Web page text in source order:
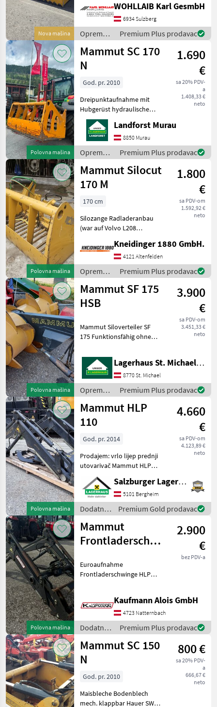
Nova mašina
Stk. Zylinder durchmesser
110mm - Füllvolumen 1,
21m³ - 830 kg - Blocktiefe 0,
78m - B
WOHLLAIB Karl GesmbH
6934 Sulzberg
Oprema
za
hranidbu
životinja /
Mammut
Premium Plus prodavac
Polovna mašina
Mammut SC 170
N
1.690
€
sa 20% PDV-
a
1.408,33 €
neto
God. pr. 2010
Dreipunktaufnahme mit
Hubgerüst hydraulische
Steuerung Aufnahmebreite
170 cm inkl. mechanischer
Oberlenker Um Ihnen
unnötige Wartezeiten oder
Wegstrecken zu e
Landforst Murau
8850 Murau
Oprema
za
hranidbu
životinja /
Mammut
Premium Plus prodavac
Polovna mašina
Mammut Silocut
170 M
1.800
€
sa PDV-om
1.592,92 €
neto
170 cm
Silozange Radladeranbau
(war auf Volvo L208
hranidbu životinja Oprema
Kneidinger 1880 GmbH.
4121 Altenfelden
Oprema
za
hranidbu
životinja /
Mammut
Premium Plus prodavac
Polovna mašina
Mammut SF 175
HSB
3.900
€
sa PDV-om
3.451,33 €
neto
Mammut Siloverteiler SF
175 Funktionsfähig ohne
Gelenkwelle Um Ihnen
unnötige Wartezeiten oder
Wegstrecken zu ersparen,
bitten wir Sie um vorhe
Lagerhaus St. Michael ob Leoben eGen
8770 St. Michael
Oprema
za
hranidbu
životinja /
Mammut
Premium Plus prodavac
Polovna mašina
Mammut HLP
110
4.660
€
sa PDV-om
4.123,89 €
neto
God. pr. 2014
Prodajem: vrlo lijep prednji
utovarivač Mammut HLP
110 s trećim hidrauličkim
krugom, Euro spojnicom i
paralelnim priključkom.
Uključen nosač za Lindner
Geotrac 65,
Salzburger Lagerhaus-Technik
5101 Bergheim
Dodatna
oprema
za
traktore /
Mammut
Premium Gold prodavac
Polovna mašina
Mammut
Frontladerschwinge
2.900
€
bez PDV-a
Euroaufnahme
Frontladerschwinge HLP
Die Fa. Kaufmann zeigt
Ihnen die Maschine bzw.
Gerät gerne am Betrieb und
b
Kaufmann Alois GmbH
4723 Natternbach
Dodatna
oprema
za
traktore /
Mammut
Premium Plus prodavac
Mammut SC 150
N
800 €
sa 20% PDV-
a
666,67 €
neto
God. pr. 2010
Maisbleche Bodenblech
mech. klappbar Hauer SWE-